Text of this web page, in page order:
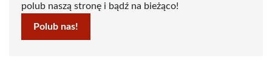
polub naszą stronę i bądź na bieżąco!
Polub nas!